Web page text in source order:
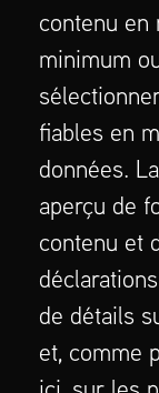
contenu en
minimum
fiables en
données.
aperçu de
contenu et
de détails
et, comme